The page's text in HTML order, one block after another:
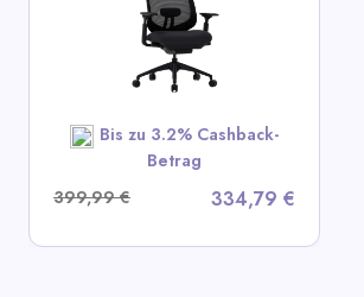
Bis zu 3.2% Cashback-
Betrag
399,99 €
334,79 €